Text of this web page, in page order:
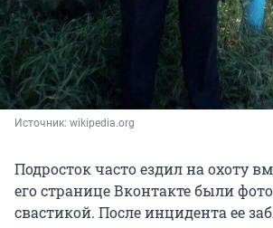
Источник: wikipedia.org
Подросток часто ездил на охоту
его странице Вконтакте были
свастикой. После инцидента ее